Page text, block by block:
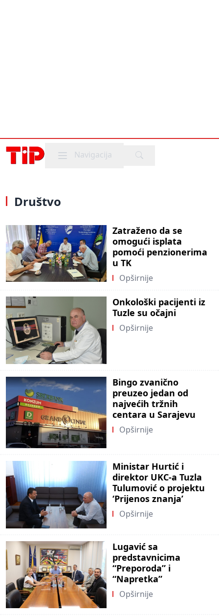
Mobile menu
Navigacija
Društvo
Zatraženo da se
omogući isplata
pomoći penzionerima
u TK
Opširnije
Onkološki pacijenti iz
Tuzle su očajni
Opširnije
Bingo zvanično
preuzeo jedan od
najvećih tržnih
centara u Sarajevu
Opširnije
Ministar Hurtić i
direktor UKC-a Tuzla
Tulumović o projektu
‘Prijenos znanja’
Opširnije
Lugavić sa
predstavnicima
“Preporoda” i
“Napretka”
Opširnije